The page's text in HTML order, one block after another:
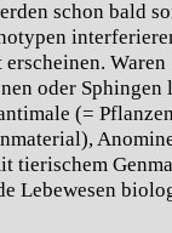
schon bald
Waren
oder
(=
tierischem
Lebewesen